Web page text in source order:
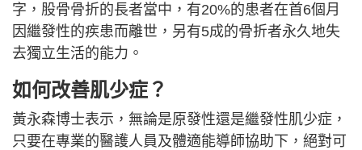
字，股骨骨折的長者當中，有20%的患者在首6個月
因繼發性的疾患而離世，另有5成的骨折者永久地失
去獨立生活的能力。
如何改善肌少症？
黃永森博士表示，無論是原發性還是繼發性肌少症，
只要在專業的醫護人員及體適能導師協助下，絕對可